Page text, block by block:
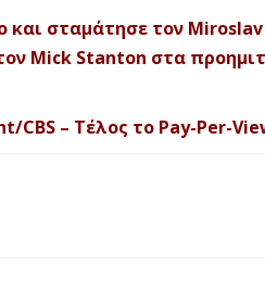
σταμάτησε τον
Mick Stanton στα
– Τέλος το Pay-Per-